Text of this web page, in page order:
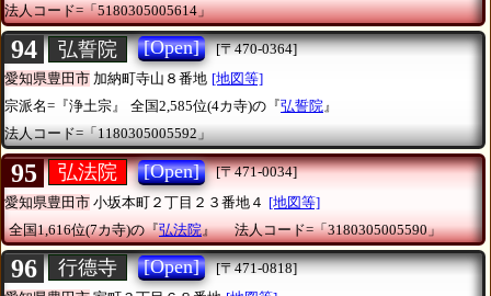
法人コード=「5180305005614」
94 弘誓院 [Open]
[〒470-0364]
愛知県豊田市 加納町寺山８番地 [地図等]
宗派名=『浄土宗』
全国2,585位(4カ寺)の『弘誓院』
法人コード=「1180305005592」
95 弘法院 [Open]
[〒471-0034]
愛知県豊田市 小坂本町２丁目２３番地４ [地図等]
全国1,616位(7カ寺)の『弘法院』 法人コード=「3180305005590」
96 行德寺 [Open]
[〒471-0818]